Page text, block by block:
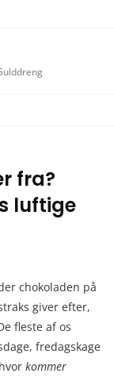
fra?
luftige
chokoladen på
giver efter,
fleste af os
fredagskage
kommer